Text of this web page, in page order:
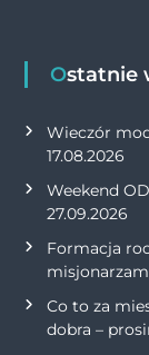
Wieczór
17.08.2026
Weekend
27.09.2026
Formacja
Co to za
dobra –